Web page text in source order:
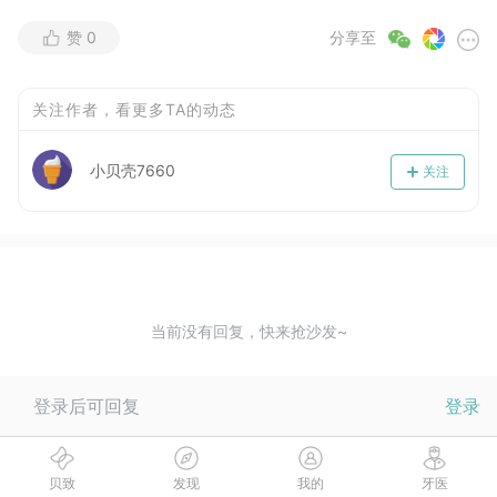
分享至
赞 0
关注作者，看更多TA的动态
关注
小贝壳7660
当前没有回复，快来抢沙发~
登录后可回复 登录
贝致 发现 我的 牙医